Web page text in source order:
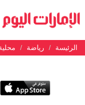
الرئيسة رياضة